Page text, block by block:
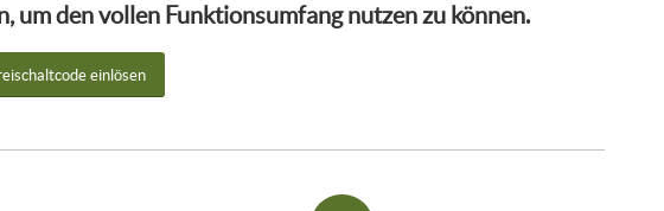
um den vollen Funktionsumfang nutzen zu können.
einlösen